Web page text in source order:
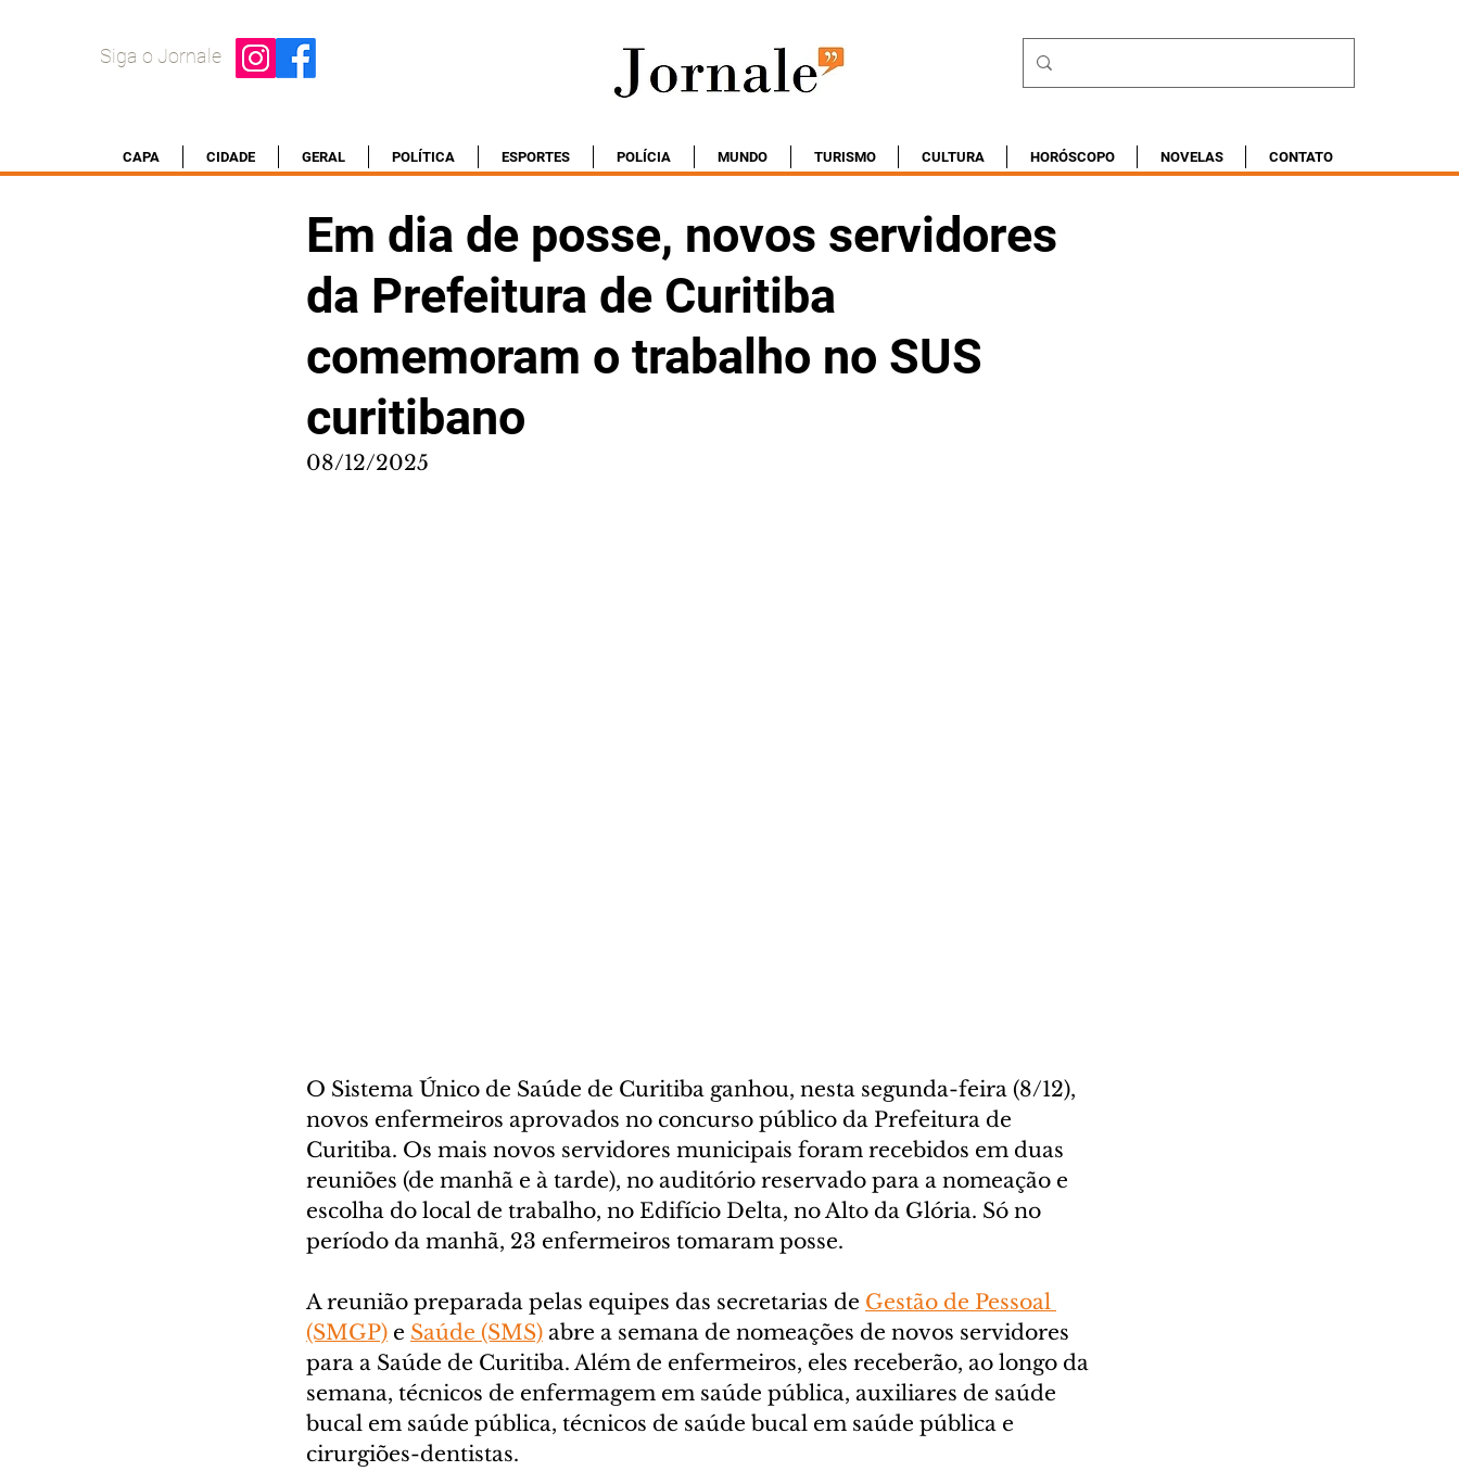
Siga o Jornale
CAPA CIDADE GERAL POLÍTICA ESPORTES POLÍCIA MUNDO TURISMO CULTURA HORÓSCOPO NOVELAS CONTATO
Em dia de posse, novos servidores
da Prefeitura de Curitiba
comemoram o trabalho no SUS
curitibano
08/12/2025
O Sistema Único de Saúde de Curitiba ganhou, nesta segunda-feira (8/12),
novos enfermeiros aprovados no concurso público da Prefeitura de
Curitiba. Os mais novos servidores municipais foram recebidos em duas
reuniões (de manhã e à tarde), no auditório reservado para a nomeação e
escolha do local de trabalho, no Edifício Delta, no Alto da Glória. Só no
período da manhã, 23 enfermeiros tomaram posse.
A reunião preparada pelas equipes das secretarias de Gestão de Pessoal
(SMGP) e Saúde (SMS) abre a semana de nomeações de novos servidores
para a Saúde de Curitiba. Além de enfermeiros, eles receberão, ao longo da
semana, técnicos de enfermagem em saúde pública, auxiliares de saúde
bucal em saúde pública, técnicos de saúde bucal em saúde pública e
cirurgiões-dentistas.